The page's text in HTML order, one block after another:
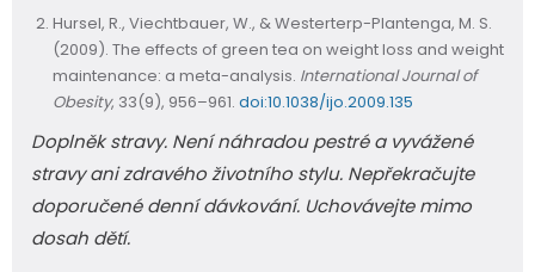
Hursel, R., Viechtbauer, W., & Westerterp-Plantenga, M. S.
(2009). The effects of green tea on weight loss and weight
maintenance: a meta-analysis. International Journal of
Obesity, 33(9), 956–961. doi:10.1038/ijo.2009.135
Doplněk stravy. Není náhradou pestré a vyvážené
stravy ani zdravého životního stylu. Nepřekračujte
doporučené denní dávkování. Uchovávejte mimo
dosah dětí.